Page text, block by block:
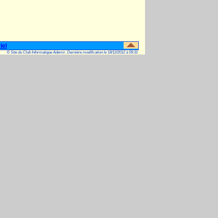
© Site du Club Informatique Ademir. Dernière modification le 18/12/2012 à 09:31